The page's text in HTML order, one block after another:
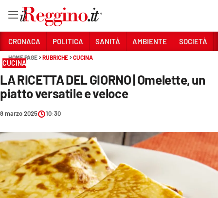
Sezioni
CRONACA
AMBIENTE
SOCIETÀ
CULTURA
CRONACA POLITICA SANITÀ AMBIENTE SOCIETÀ
HOME PAGE RUBRICHE CUCINA
CUCINA
LA RICETTA DEL GIORNO | Omelette, un
piatto versatile e veloce
8 marzo 2025 10:30